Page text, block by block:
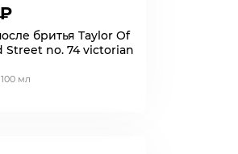
бритья Taylor Of
Street no. 74 victorian
мл